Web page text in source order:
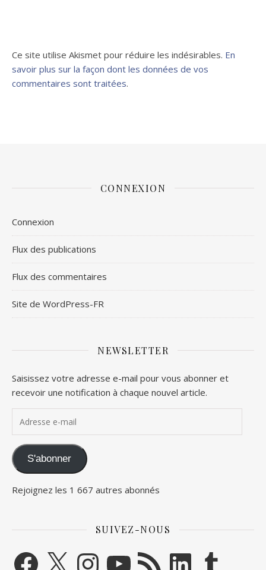
Ce site utilise Akismet pour réduire les indésirables. En
savoir plus sur la façon dont les données de vos
commentaires sont traitées.
CONNEXION
Connexion
Flux des publications
Flux des commentaires
Site de WordPress-FR
NEWSLETTER
Saisissez votre adresse e-mail pour vous abonner et
recevoir une notification à chaque nouvel article.
S'abonner
Rejoignez les 1 667 autres abonnés
SUIVEZ-NOUS
Facebook
X InstagramYouTubeFlux RSSLinkedIn Tumblr